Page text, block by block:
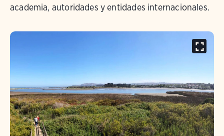
academia, autoridades y entidades internacionales.